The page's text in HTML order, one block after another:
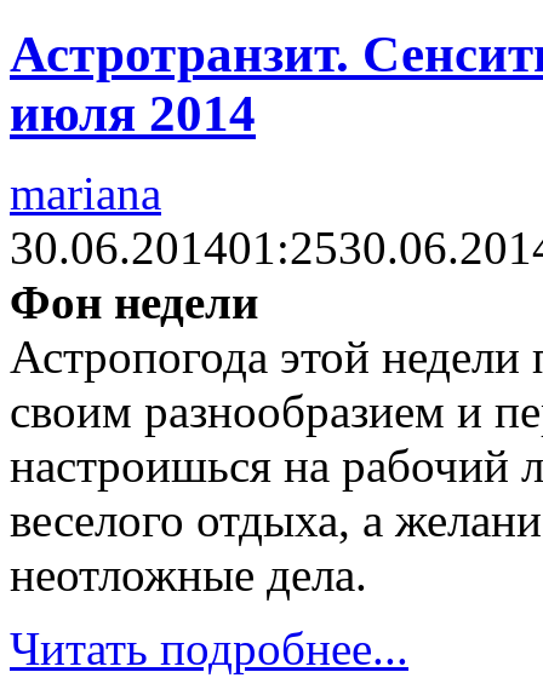
Астротранзит.
июля 2014
mariana
30.06.201401:25
Фон недели
Астропогода этой
своим разнообразием и
настроишься на рабочий
веселого отдыха, а
неотложные дела.
Читать подробнее...